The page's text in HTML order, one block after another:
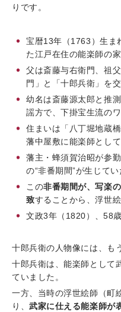
りです。
宝暦13年（1763）生ま
た江戸在住の能楽師の家
父は斎藤与右衛門、祖
門」と「十郎兵衛」を
幼名は斎藤源太郎と推
謡方で、下掛宝生流のワ
住まいは「八丁堀地蔵
藩中屋敷に能楽師として
藩主・蜂須賀治昭が参
の“非番期間”が生じてい
この非番期間が、写楽
致することから、浮世
文政3年（1820）、58歳
十郎兵衛の人物像には、も
十郎兵衛は、能楽師として
ていました。
一方、当時の浮世絵師（町
り、武家に仕える能楽師が